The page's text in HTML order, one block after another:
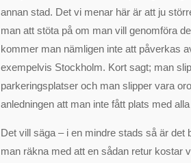
annan stad. Det vi menar här är att ju
man att stöta på om man vill genomföra
kommer man nämligen inte att påverkas
exempelvis Stockholm. Kort sagt; man
parkeringsplatser och man slipper vara
anledningen att man inte fått plats med
Det vill säga – i en mindre stads så är
man räkna med att en sådan retur kostar